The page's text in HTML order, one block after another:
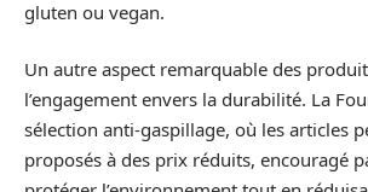
gluten ou vegan.
Un autre aspect remarquable des
l’engagement envers la durabilité. La
sélection anti-gaspillage, où les articles
proposés à des prix réduits, encouragé